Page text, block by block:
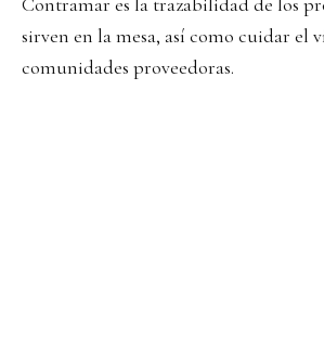
sirven en la mesa, así como cuidar el
comunidades proveedoras.